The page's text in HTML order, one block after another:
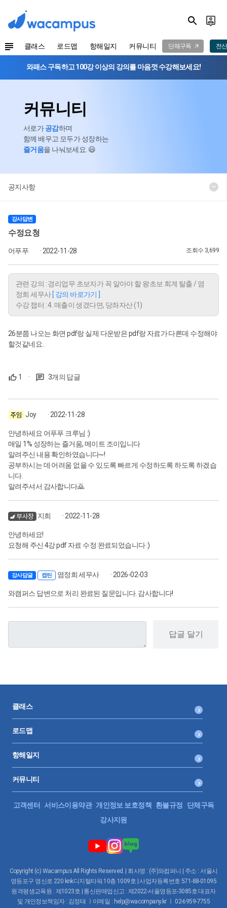
클래스 로드맵 항해일지 커뮤니티 단체구독 전
와패스 구독하고 100강 이상의 강의를 마음껏 수강해보세요!
커뮤니티
서로가공감하며
함께 배우고 모두가 성장하는
즐거움을 나눠보세요. 😃
공지사항
강사답변
수정요청
어푸푸 · 2022-11-28 조회수 3,699
관련 강의 : 경리업무 초보자가 꼭 알아야 할 왕초보 회계 탈출 / 염
정희 세무사 [ 강의 바로가기 ]
수강 챕터 : 4. 매출이 생겼다면, 당좌자산 (1)
26분쯤 나오는 화면 pdf랑 실제 다운받은 pdf랑 자료가 다른데 수정해야
할것같네요..
1 · 3개의 답글
Joy · 2022-11-28
안녕하세요 어푸푸 크루님 :)
매일 1% 성장하는 즐거움, 메이트 조이입니다
알려주신 내용 확인하였습니다~!
공부하시는 데 어려움 없을 수 있도록 빠르게 수정하도록 하도록 하겠습
니다.
알려주셔서 감사합니다🙇
지희 · 2022-11-28
안녕하세요!
요청해 주신 4강 pdf 자료 수정 완료되었습니다 :)
강사답글 캡틴 염정희 세무사 · 2026-02-03
와캠퍼스 답변으로 처리 완료된 질문입니다. 감사합니다!
답글 달기
클래스
로드맵
항해일지
커뮤니티
고객센터 서비스이용약관 개인정보 보호정책 환불규정
단체구독
강사지원
Copyright (c) Wacampus All Rights Reserved. | 회사명 : (주)와컴퍼니 | 주소 : 서울시
영등포구 영신로 220 knk디지털타워 10층 1009호 | 사업자등록번호 571-88-01095
원격평생교육원 : 제1023호 | 통신판매업신고 : 제2022-서울영등포-3085호 대표자
및 개인정보책임자 : 김정태 ㅣ이메일 : help@wacompany.kr ㅣ 02-6959-7755